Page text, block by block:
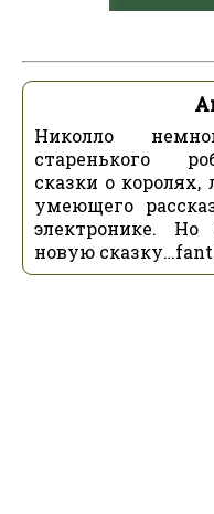
Николло
старенького
сказки о
умеющего
электронике.
новую